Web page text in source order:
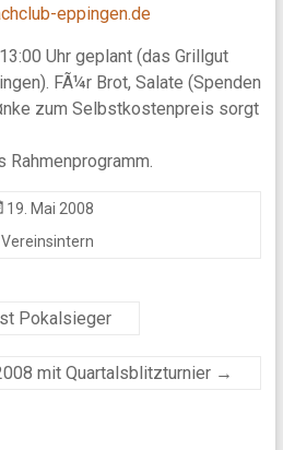
eppingen.de
Uhr geplant (das Grillgut
FÃ¼r Brot, Salate (Spenden
zum Selbstkostenpreis sorgt
Rahmenprogramm.
19. Mai 2008
Vereinsintern
Pokalsieger
mit Quartalsblitzturnier →